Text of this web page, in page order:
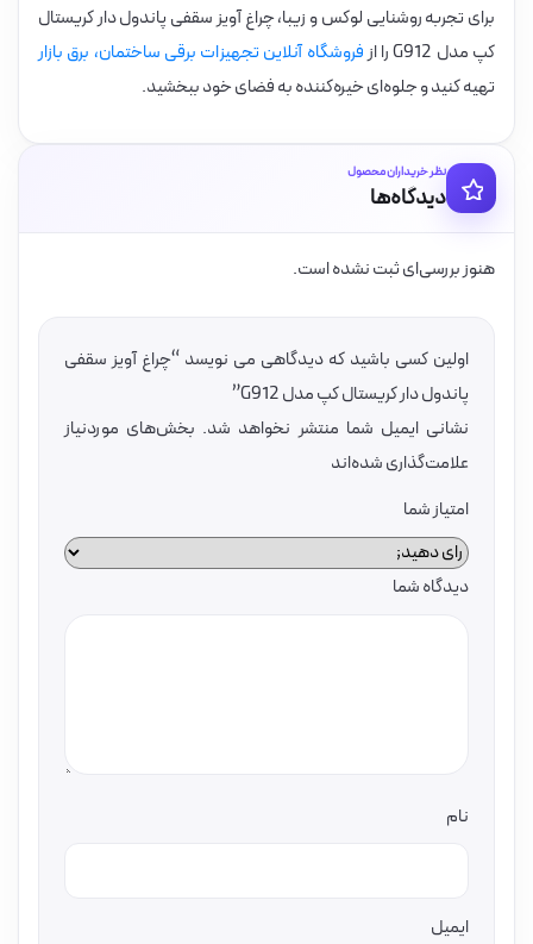
برای تجربه روشنایی لوکس و زیبا، چراغ آویز سقفی پاندول دار کریستال
کپ مدل G912 را از
فروشگاه آنلاین تجهیزات برقی ساختمان، برق بازار
تهیه کنید و جلوه‌ای خیره‌کننده به فضای خود ببخشید.
نظر خریداران محصول
دیدگاه‌ها
هنوز بررسی‌ای ثبت نشده است.
اولین کسی باشید که دیدگاهی می نویسد “چراغ آویز سقفی
پاندول دار کریستال کپ مدل G912”
نشانی ایمیل شما منتشر نخواهد شد. بخش‌های موردنیاز
علامت‌گذاری شده‌اند
امتیاز شما
دیدگاه شما
نام
ایمیل